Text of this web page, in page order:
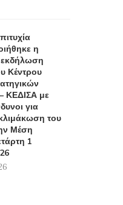
η
εκδήλωση
Κέντρου
ΚΕΔΙΣΑ με
για
του
Μέση
1